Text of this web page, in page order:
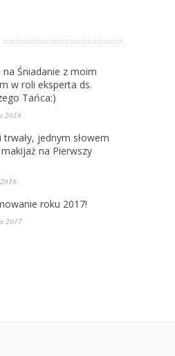
na Śniadanie z moim
w roli eksperta ds.
Tańca:)
2018
trwały, jednym słowem
na Pierwszy
roku 2017!
2017